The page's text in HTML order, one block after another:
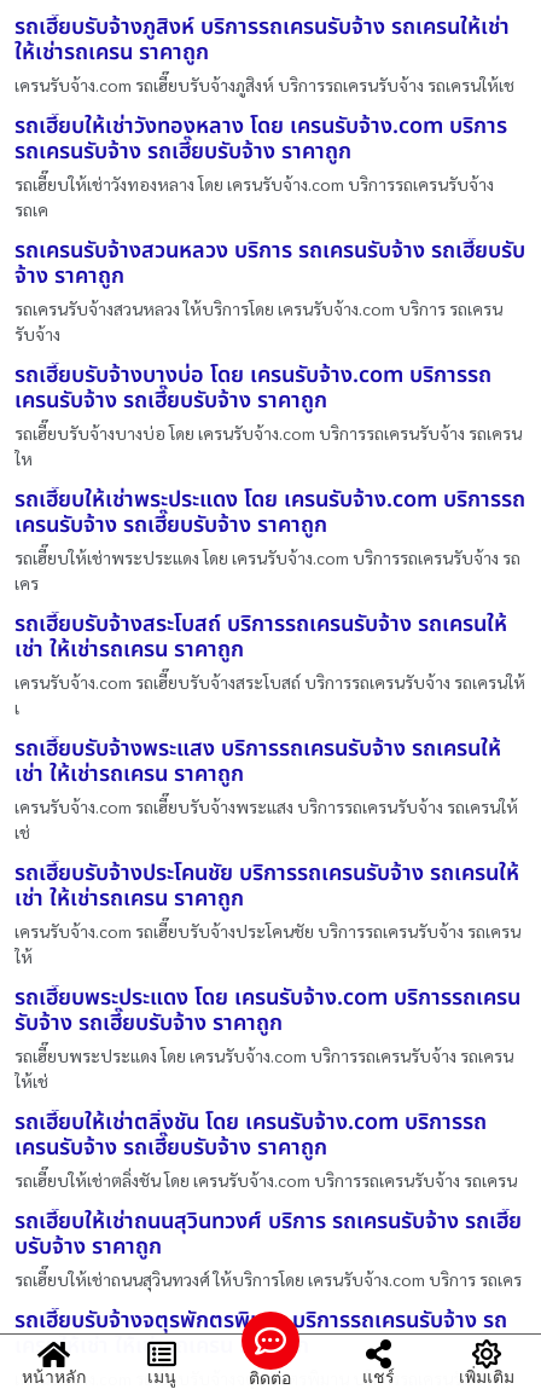
รถเฮี๊ยบรับจ้างภูสิงห์ บริการรถเครนรับจ้าง รถเครนให้เช่า
ให้เช่ารถเครน ราคาถูก
เครนรับจ้าง.com รถเฮี๊ยบรับจ้างภูสิงห์ บริการรถเครนรับจ้าง รถเครนให้เช
รถเฮี๊ยบให้เช่าวังทองหลาง โดย เครนรับจ้าง.com บริการ
รถเครนรับจ้าง รถเฮี๊ยบรับจ้าง ราคาถูก
รถเฮี๊ยบให้เช่าวังทองหลาง โดย เครนรับจ้าง.com บริการรถเครนรับจ้าง
รถเค
รถเครนรับจ้างสวนหลวง บริการ รถเครนรับจ้าง รถเฮี๊ยบรับ
จ้าง ราคาถูก
รถเครนรับจ้างสวนหลวง ให้บริการโดย เครนรับจ้าง.com บริการ รถเครน
รับจ้าง
รถเฮี๊ยบรับจ้างบางบ่อ โดย เครนรับจ้าง.com บริการรถ
เครนรับจ้าง รถเฮี๊ยบรับจ้าง ราคาถูก
รถเฮี๊ยบรับจ้างบางบ่อ โดย เครนรับจ้าง.com บริการรถเครนรับจ้าง รถเครน
ให
รถเฮี๊ยบให้เช่าพระประแดง โดย เครนรับจ้าง.com บริการรถ
เครนรับจ้าง รถเฮี๊ยบรับจ้าง ราคาถูก
รถเฮี๊ยบให้เช่าพระประแดง โดย เครนรับจ้าง.com บริการรถเครนรับจ้าง รถ
เคร
รถเฮี๊ยบรับจ้างสระโบสถ์ บริการรถเครนรับจ้าง รถเครนให้
เช่า ให้เช่ารถเครน ราคาถูก
เครนรับจ้าง.com รถเฮี๊ยบรับจ้างสระโบสถ์ บริการรถเครนรับจ้าง รถเครนให้
เ
รถเฮี๊ยบรับจ้างพระแสง บริการรถเครนรับจ้าง รถเครนให้
เช่า ให้เช่ารถเครน ราคาถูก
เครนรับจ้าง.com รถเฮี๊ยบรับจ้างพระแสง บริการรถเครนรับจ้าง รถเครนให้
เช่
รถเฮี๊ยบรับจ้างประโคนชัย บริการรถเครนรับจ้าง รถเครนให้
เช่า ให้เช่ารถเครน ราคาถูก
เครนรับจ้าง.com รถเฮี๊ยบรับจ้างประโคนชัย บริการรถเครนรับจ้าง รถเครน
ให้
รถเฮี๊ยบพระประแดง โดย เครนรับจ้าง.com บริการรถเครน
รับจ้าง รถเฮี๊ยบรับจ้าง ราคาถูก
รถเฮี๊ยบพระประแดง โดย เครนรับจ้าง.com บริการรถเครนรับจ้าง รถเครน
ให้เช่
รถเฮี๊ยบให้เช่าตลิ่งชัน โดย เครนรับจ้าง.com บริการรถ
เครนรับจ้าง รถเฮี๊ยบรับจ้าง ราคาถูก
รถเฮี๊ยบให้เช่าตลิ่งชัน โดย เครนรับจ้าง.com บริการรถเครนรับจ้าง รถเครน
รถเฮี๊ยบให้เช่าถนนสุวินทวงศ์ บริการ รถเครนรับจ้าง รถเฮี๊ย
บรับจ้าง ราคาถูก
รถเฮี๊ยบให้เช่าถนนสุวินทวงศ์ ให้บริการโดย เครนรับจ้าง.com บริการ รถเคร
รถเฮี๊ยบรับจ้างจตุรพักตรพิมาน บริการรถเครนรับจ้าง รถ
เครนให้เช่า ให้เช่ารถเครน ราคาถูก
เครนรับจ้าง.com รถเฮี๊ยบรับจ้างจตุรพักตรพิมาน บริการรถเครนรับจ้าง
หน้าหลัก เมนู ติดต่อ แชร์ เพิ่มเติม